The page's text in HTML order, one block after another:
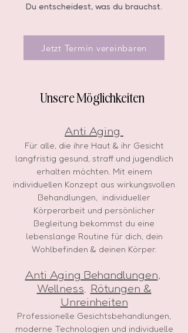
Du entscheidest, was du brauchst.
Jetzt Termin vereinbaren
Unsere Möglichkeiten
Anti Aging ​
Für alle, die ihre Haut & ihr Gesicht
langfristig gesund, straff und jugendlich
erhalten möchten. Mit einem
individuellen Konzept aus wirkungsvollen
Behandlungen, individueller
Körperarbeit und persönlicher
Begleitung bekommst du eine
lebenslange Routine für dich, dein
Wohlbefinden & deinen Körper.
Anti Aging Behandlungen,
Wellness, Rötungen &
Unreinheiten
Professionelle Gesichtsbehandlungen,
moderne Technologien und individuelle